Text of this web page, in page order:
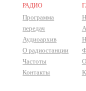
РАДИО
Программа
передач
Аудиоархив
О радиостанции
Частоты
Контакты